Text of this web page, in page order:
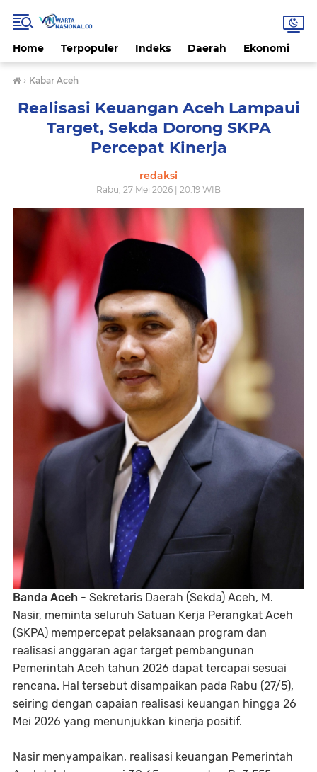
Home Terpopuler Indeks Daerah Ekonomi
› Kabar Aceh
Realisasi Keuangan Aceh Lampaui
Target, Sekda Dorong SKPA
Percepat Kinerja
redaksi
Rabu, 27 Mei 2026 | 20.19 WIB
Banda Aceh - Sekretaris Daerah (Sekda) Aceh, M.
Nasir, meminta seluruh Satuan Kerja Perangkat Aceh
(SKPA) mempercepat pelaksanaan program dan
realisasi anggaran agar target pembangunan
Pemerintah Aceh tahun 2026 dapat tercapai sesuai
rencana. Hal tersebut disampaikan pada Rabu (27/5),
seiring dengan capaian realisasi keuangan hingga 26
Mei 2026 yang menunjukkan kinerja positif.
Nasir menyampaikan, realisasi keuangan Pemerintah